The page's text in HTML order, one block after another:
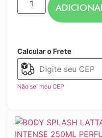
Calcular o Frete
Não sei meu CEP